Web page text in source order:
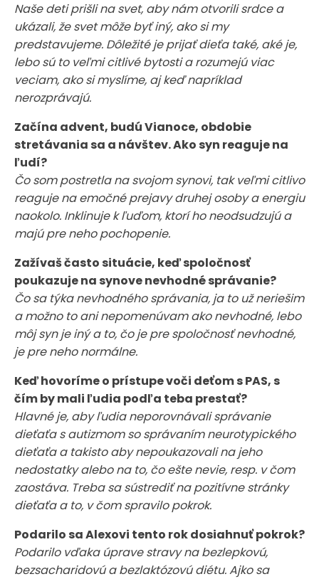
Naše deti prišli na svet, aby nám otvorili srdce a
ukázali, že svet môže byť iný, ako si my
predstavujeme. Dôležité je prijať dieťa také, aké je,
lebo sú to veľmi citlivé bytosti a rozumejú viac
veciam, ako si myslíme, aj keď napríklad
nerozprávajú.
Začína advent, budú Vianoce, obdobie
stretávania sa a návštev. Ako syn reaguje na
ľudí?
Čo som postretla na svojom synovi, tak veľmi citlivo
reaguje na emočné prejavy druhej osoby a energiu
naokolo. Inklinuje k ľuďom, ktorí ho neodsudzujú a
majú pre neho pochopenie.
Zažívaš často situácie, keď spoločnosť
poukazuje na synove nevhodné správanie?
Čo sa týka nevhodného správania, ja to už neriešim
a možno to ani nepomenúvam ako nevhodné, lebo
môj syn je iný a to, čo je pre spoločnosť nevhodné,
je pre neho normálne.
Keď hovoríme o prístupe voči deťom s PAS, s
čím by mali ľudia podľa teba prestať?
Hlavné je, aby ľudia neporovnávali správanie
dieťaťa s autizmom so správaním neurotypického
dieťaťa a takisto aby nepoukazovali na jeho
nedostatky alebo na to, čo ešte nevie, resp. v čom
zaostáva. Treba sa sústrediť na pozitívne stránky
dieťaťa a to, v čom spravilo pokrok.
Podarilo sa Alexovi tento rok dosiahnuť pokrok?
Podarilo vďaka úprave stravy na bezlepkovú,
bezsacharidovú a bezlaktózovú diétu. Ajko sa